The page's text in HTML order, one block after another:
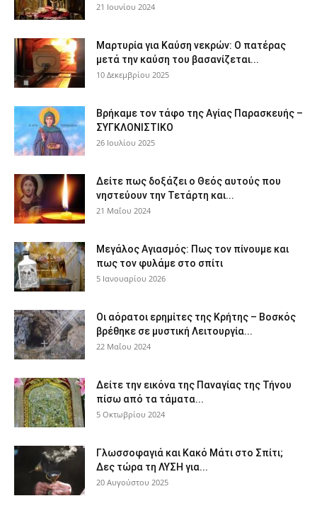
21 Ιουνίου 2024
Μαρτυρία για Καύση νεκρών: Ο πατέρας
μετά την καύση του βασανίζεται...
10 Δεκεμβρίου 2025
Βρήκαμε τον τάφο της Αγίας Παρασκευής –
ΣΥΓΚΛΟΝΙΣΤΙΚΟ
26 Ιουλίου 2025
Δείτε πως δοξάζει ο Θεός αυτούς που
νηστεύουν την Τετάρτη και...
21 Μαΐου 2024
Μεγάλος Αγιασμός: Πως τον πίνουμε και
πως τον φυλάμε στο σπίτι
5 Ιανουαρίου 2026
Οι αόρατοι ερημίτες της Κρήτης – Βοσκός
βρέθηκε σε μυστική Λειτουργία...
22 Μαΐου 2024
Δείτε την εικόνα της Παναγίας της Τήνου
πίσω από τα τάματα...
5 Οκτωβρίου 2024
Γλωσσοφαγιά και Κακό Μάτι στο Σπίτι;
Δες τώρα τη ΛΥΣΗ για...
20 Αυγούστου 2025